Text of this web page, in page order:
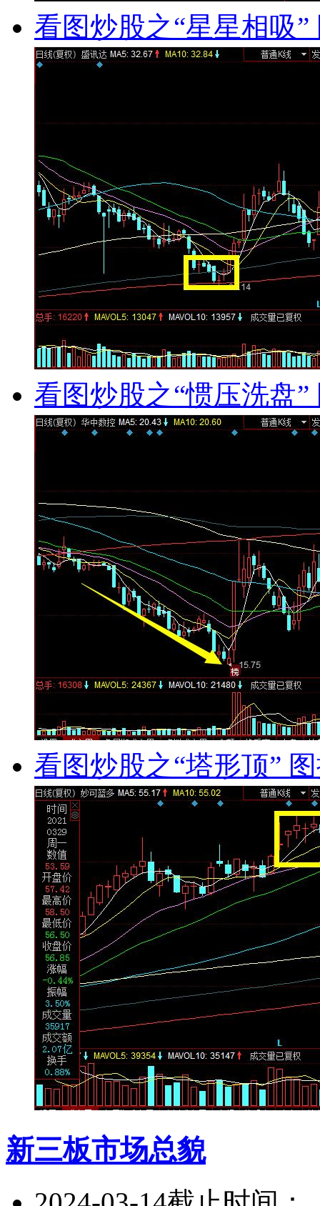
看图炒股之“星星相吸”
看图炒股之“惯压洗盘”
看图炒股之“塔形顶”
新三板市场总貌